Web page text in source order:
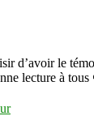
d’avoir le
lecture à